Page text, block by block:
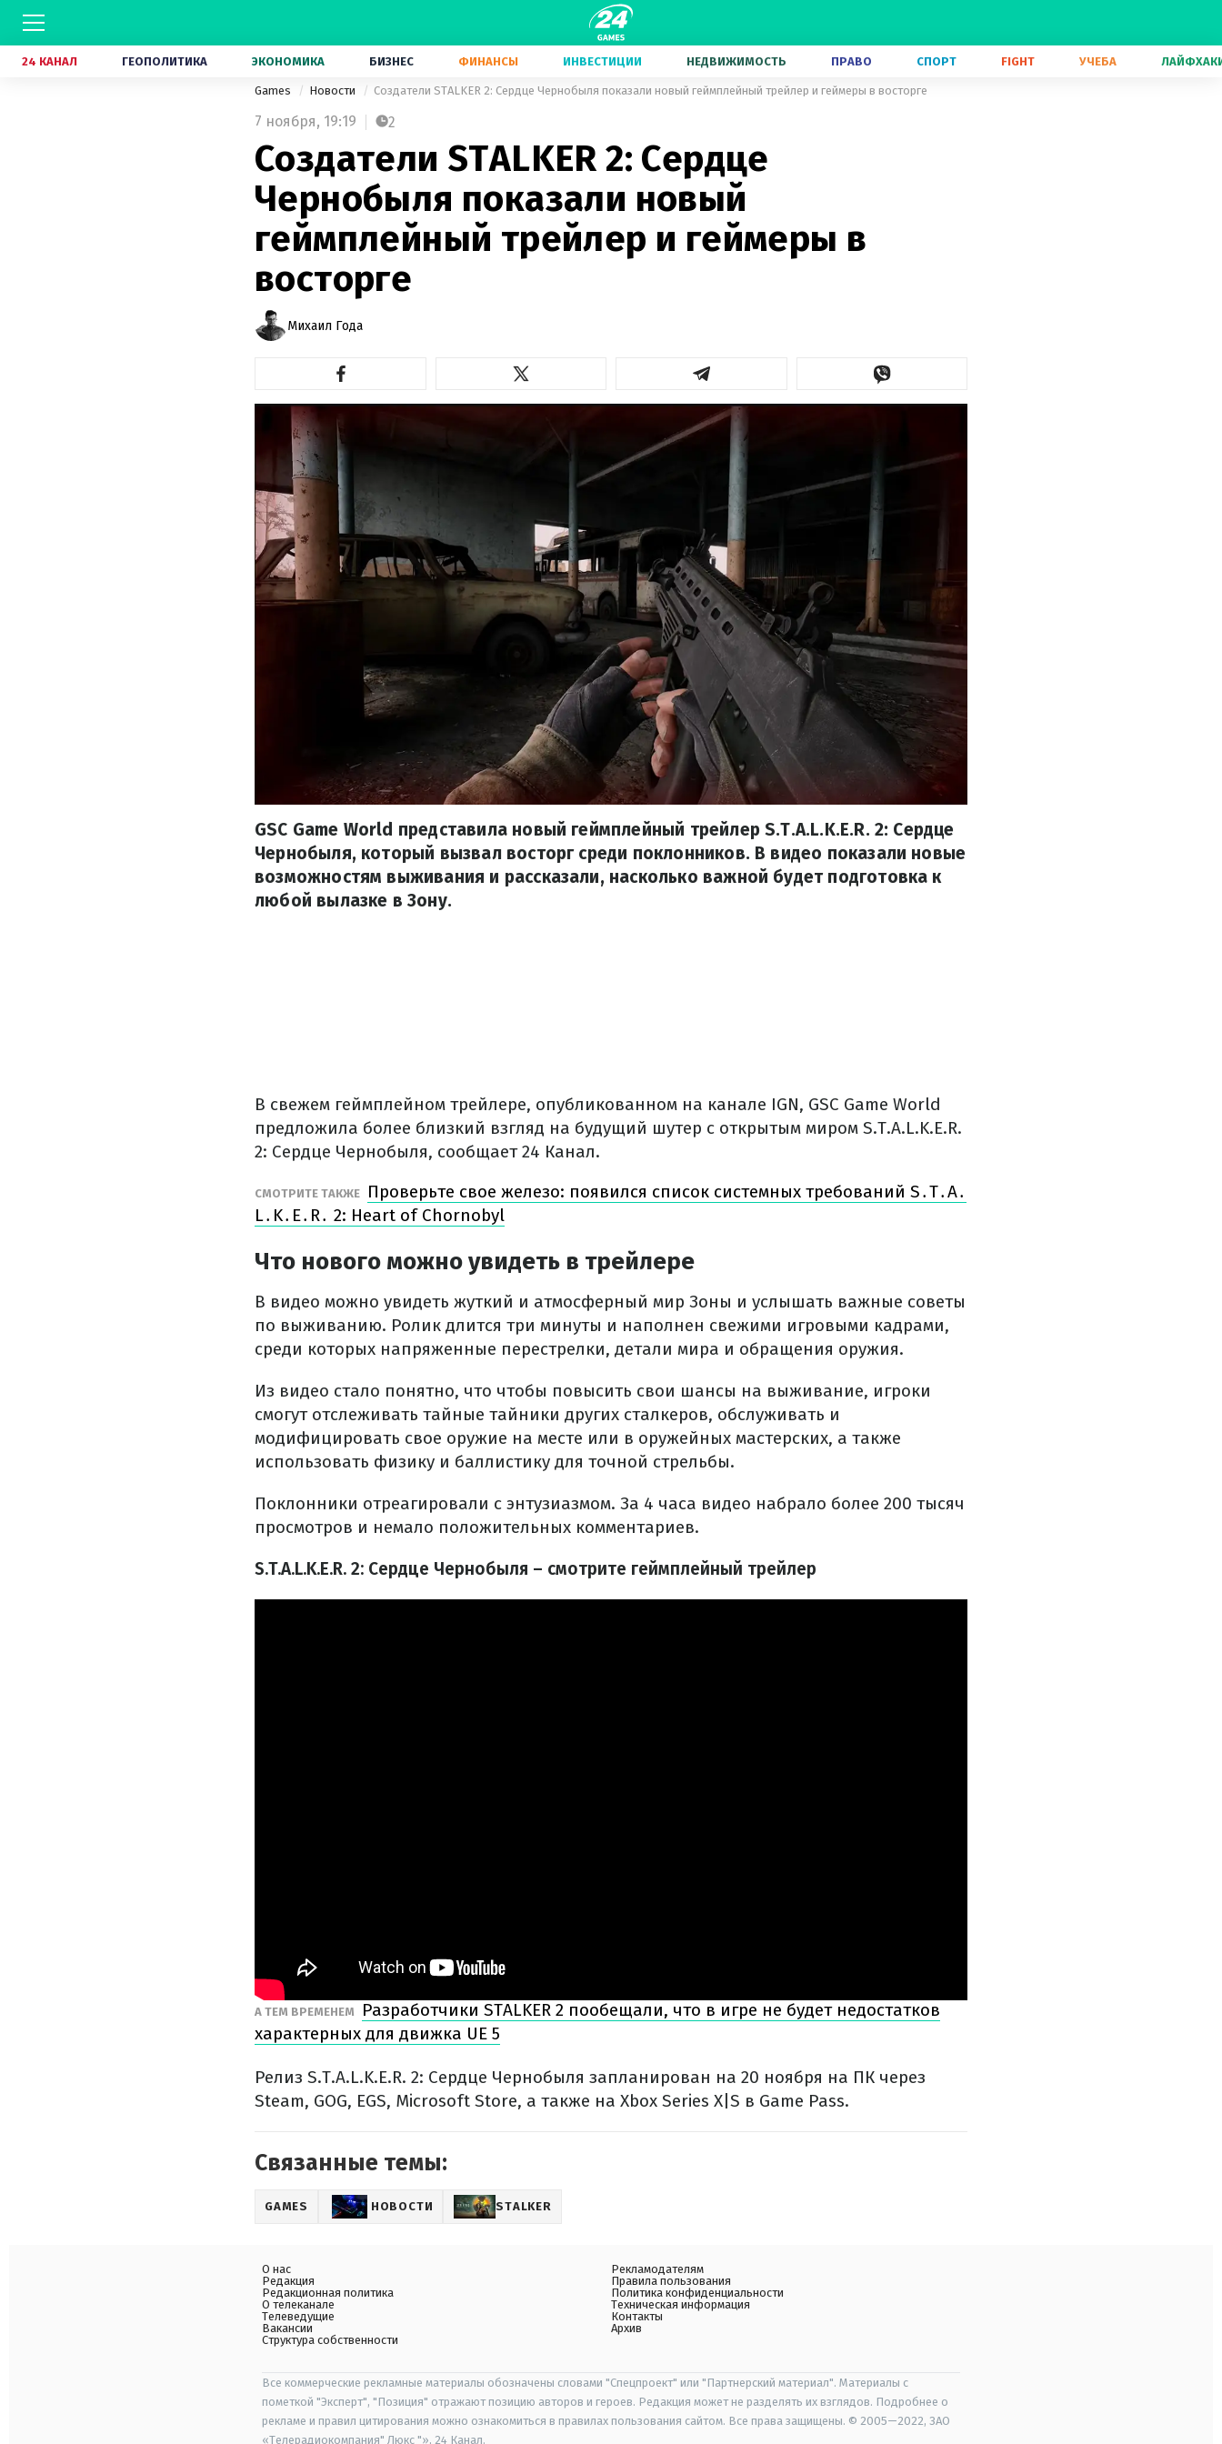
24 КАНАЛ ГЕОПОЛИТИКА ЭКОНОМИКА БИЗНЕС ФИНАНСЫ ИНВЕСТИЦИИ НЕДВИЖИМОСТЬ ПРАВО СПОРТ FIGHT УЧЕБА
Games Новости Создатели STALKER 2: Сердце Чернобыля показали новый геймплейный трейлер и геймеры в восторге
7 ноября, 19:19 2
Создатели STALKER 2: Сердце
Чернобыля показали новый
геймплейный трейлер и геймеры в
восторге
Михаил Года
GSC Game World представила новый геймплейный трейлер S.T.A.L.K.E.R. 2: Сердце
Чернобыля, который вызвал восторг среди поклонников. В видео показали новые
возможностям выживания и рассказали, насколько важной будет подготовка к
любой вылазке в Зону.
В свежем геймплейном трейлере, опубликованном на канале IGN, GSC Game World
предложила более близкий взгляд на будущий шутер с открытым миром S.T.A.L.K.E.R.
2: Сердце Чернобыля, сообщает 24 Канал.
СМОТРИТЕ ТАКЖЕ
Проверьте свое железо: появился список системных требований S․T․A․
L․K․E․R․ 2: Heart of Chornobyl
Что нового можно увидеть в трейлере
В видео можно увидеть жуткий и атмосферный мир Зоны и услышать важные советы
по выживанию. Ролик длится три минуты и наполнен свежими игровыми кадрами,
среди которых напряженные перестрелки, детали мира и обращения оружия.
Из видео стало понятно, что чтобы повысить свои шансы на выживание, игроки
смогут отслеживать тайные тайники других сталкеров, обслуживать и
модифицировать свое оружие на месте или в оружейных мастерских, а также
использовать физику и баллистику для точной стрельбы.
Поклонники отреагировали с энтузиазмом. За 4 часа видео набрало более 200 тысяч
просмотров и немало положительных комментариев.
S.T.A.L.K.E.R. 2: Сердце Чернобыля – смотрите геймплейный трейлер
А ТЕМ ВРЕМЕНЕМ
Разработчики STALKER 2 пообещали, что в игре не будет недостатков
характерных для движка UE 5
Релиз S.T.A.L.K.E.R. 2: Сердце Чернобыля запланирован на 20 ноября на ПК через
Steam, GOG, EGS, Microsoft Store, а также на Xbox Series X|S в Game Pass.
Связанные темы:
GAMES НОВОСТИ STALKER
О нас
Редакция
Редакционная политика
О телеканале
Телеведущие
Вакансии
Структура собственности
Рекламодателям
Правила пользования
Политика конфиденциальности
Техническая информация
Контакты
Архив
Все коммерческие рекламные материалы обозначены словами "Спецпроект" или "Партнерский материал". Материалы с
пометкой "Эксперт", "Позиция" отражают позицию авторов и героев. Редакция может не разделять их взглядов. Подробнее о
рекламе и правил цитирования можно ознакомиться в правилах пользования сайтом. Все права защищены. © 2005—2022, ЗАО
«Телерадиокомпания" Люкс "», 24 Канал.